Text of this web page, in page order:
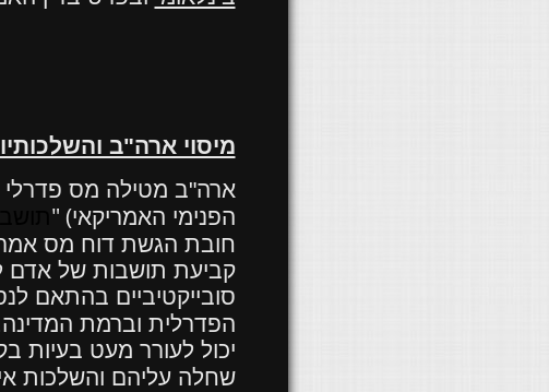
מיסוי ארה"ב
ארה"ב מטילה מס פדרלי
הפנימי האמריקאי" (
חובת הגשת דוח מס
קביעת תושבות של אדם
סובייקטיביים בהתאם
הפדרלית וברמת
יכול לעורר מעט בעיות
שחלה עליהם והשלכות